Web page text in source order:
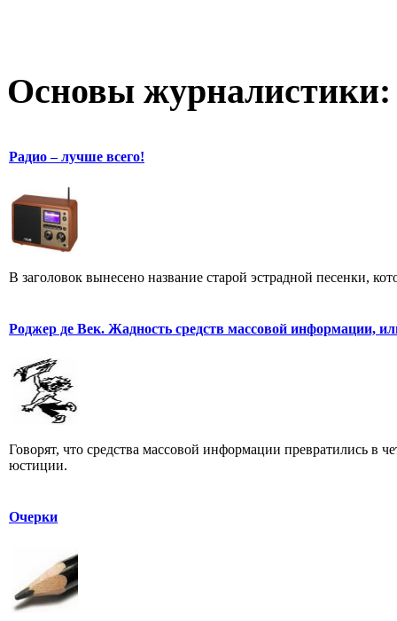
Основы журналистики:
Радио – лучше всего!
В заголовок вынесено название старой эстрадной песенки,
Роджер де Век. Жадность средств массовой информации,
Говорят, что средства массовой информации превратились в
юстиции.
Очерки